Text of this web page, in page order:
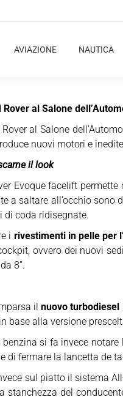
AVIAZIONE NAUTICA
al Salone
al Salone
nuovi motori e
il look
Evoque facelift
a saltare all’occhio
di coda ridisegnate.
i rivestimenti in pelle per
ovvero dei nuovi
8”.
ilnuovo turbodiesel
base alla versione
si fa invece notare
di fermare la lancetta de
sul piatto il sistema
stanchezza del